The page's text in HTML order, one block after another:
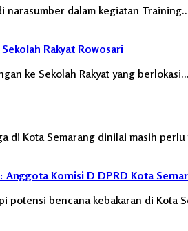
narasumber dalam kegiatan
Rakyat Rowosari
ke Sekolah Rakyat yang berlokasi…
di Kota Semarang dinilai masih
Komisi D DPRD Kota
potensi bencana kebakaran di Kota